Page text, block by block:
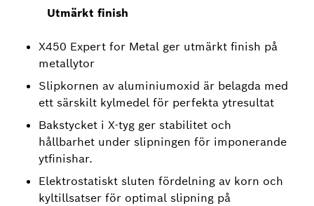
Utmärkt finish
X450 Expert for Metal ger utmärkt finish på
metallytor
Slipkornen av aluminiumoxid är belagda med
ett särskilt kylmedel för perfekta ytresultat
Bakstycket i X-tyg ger stabilitet och
hållbarhet under slipningen för imponerande
ytfinishar.
Elektrostatiskt sluten fördelning av korn och
kyltillsatser för optimal slipning på